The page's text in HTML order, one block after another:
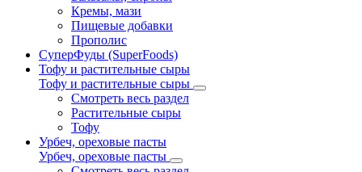
Кремы, мази
Пищевые добавки
Прополис
СуперФуды (SuperFoods)
Тофу и растительные сыры
Тофу и растительные сыры
Смотреть весь раздел
Растительные сыры
Тофу
Урбеч, ореховые пасты
Урбеч, ореховые пасты